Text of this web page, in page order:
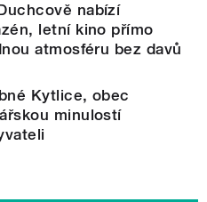
nabízí
letní kino přímo
atmosféru bez davů
Kytlice, obec
minulostí